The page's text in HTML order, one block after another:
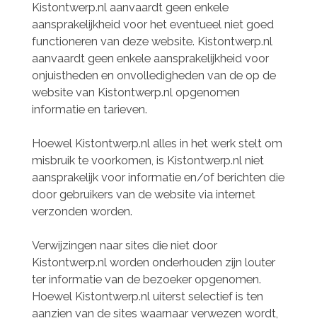
Kistontwerp.nl aanvaardt geen enkele
aansprakelijkheid voor het eventueel niet goed
functioneren van deze website. Kistontwerp.nl
aanvaardt geen enkele aansprakelijkheid voor
onjuistheden en onvolledigheden van de op de
website van Kistontwerp.nl opgenomen
informatie en tarieven.
Hoewel Kistontwerp.nl alles in het werk stelt om
misbruik te voorkomen, is Kistontwerp.nl niet
aansprakelijk voor informatie en/of berichten die
door gebruikers van de website via internet
verzonden worden.
Verwijzingen naar sites die niet door
Kistontwerp.nl worden onderhouden zijn louter
ter informatie van de bezoeker opgenomen.
Hoewel Kistontwerp.nl uiterst selectief is ten
aanzien van de sites waarnaar verwezen wordt,